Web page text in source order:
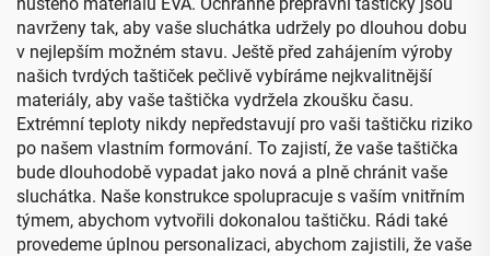
navrženy tak, aby vaše sluchátka udržely po dlouhou dobu
v nejlepším možném stavu. Ještě před zahájením výroby
našich tvrdých taštiček pečlivě vybíráme nejkvalitnější
materiály, aby vaše taštička vydržela zkoušku času.
Extrémní teploty nikdy nepředstavují pro vaši taštičku riziko
po našem vlastním formování. To zajistí, že vaše taštička
bude dlouhodobě vypadat jako nová a plně chránit vaše
sluchátka. Naše konstrukce spolupracuje s vaším vnitřním
týmem, abychom vytvořili dokonalou taštičku. Rádi také
provedeme úplnou personalizaci, abychom zajistili, že vaše